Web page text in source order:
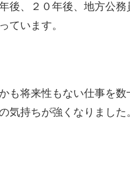
後、２０年後、地方公
ています。
も将来性もない仕事を
気持ちが強くなりました